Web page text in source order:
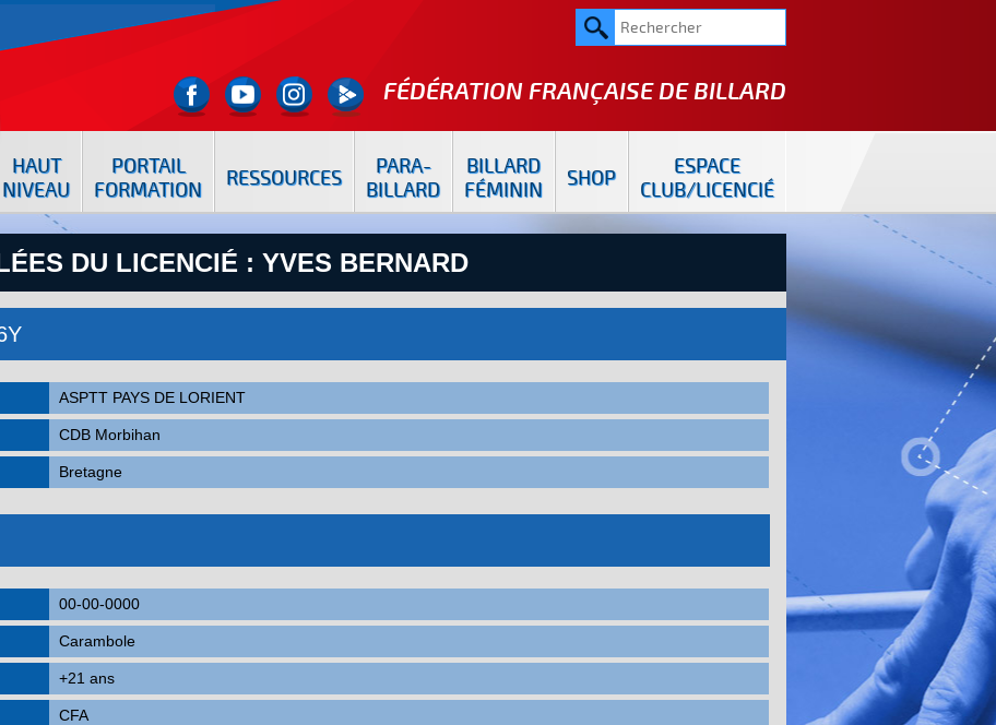
FÉDÉRATION FRANÇAISE DEBILLARD
HAUT
NIVEAU
PORTAIL
FORMATION
RESSOURCES
PARA-
BILLARD
BILLARD
FÉMININ
SHOP
ESPACE
CLUB/LICENCIÉ
DU LICENCIÉ : YVES BERNARD
ASPTT PAYS DE LORIENT
CDB Morbihan
Bretagne
00-00-0000
Carambole
+21 ans
CFA